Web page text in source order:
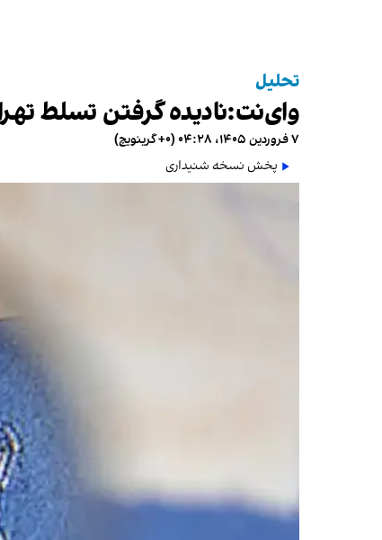
تحلیل
وا‌ی‌نت:‌نادیده گرفتن تسلط
۷ فروردین ۱۴۰۵، ۰۴:۲۸ (‎+۰ گرینویچ)
پخش نسخه شنیداری